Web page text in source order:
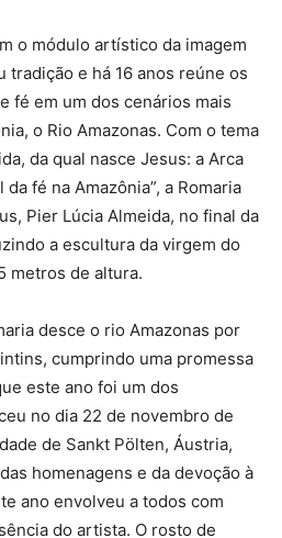
o módulo artístico da imagem
tradição e há 16 anos reúne os
fé em um dos cenários mais
o Rio Amazonas. Com o tema
da qual nasce Jesus: a Arca
fé na Amazônia”, a Romaria
Pier Lúcia Almeida, no final da
a escultura da virgem do
metros de altura.
desce o rio Amazonas por
cumprindo uma promessa
este ano foi um dos
no dia 22 de novembro de
de Sankt Pölten, Áustria,
homenagens e da devoção à
ano envolveu a todos com
do artista. O rosto de